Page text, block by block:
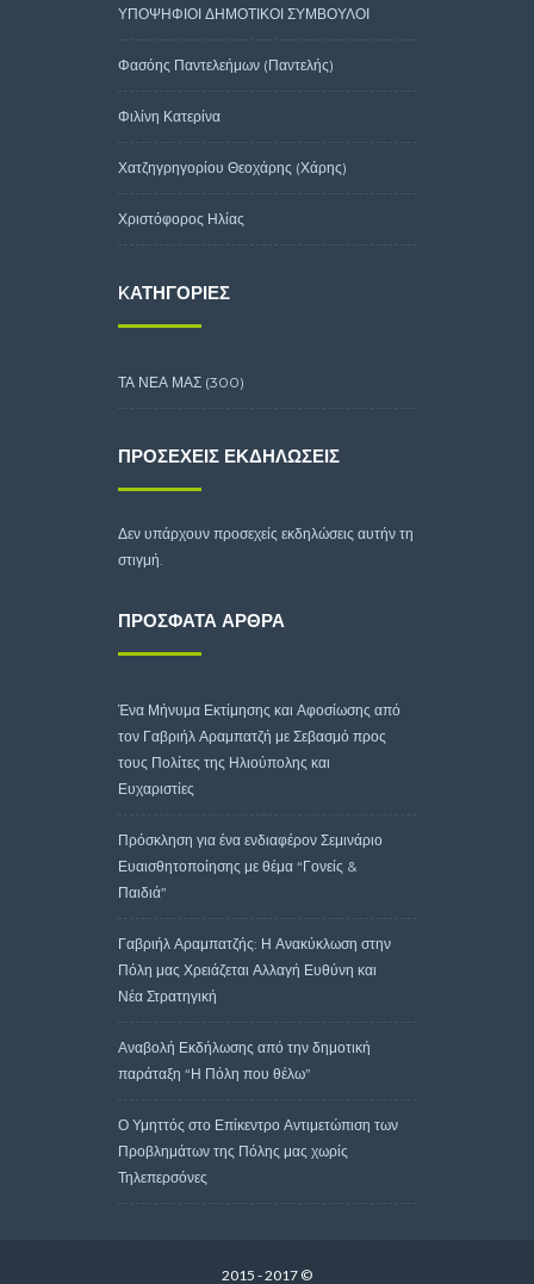
ΥΠΟΨΗΦΙΟΙ ΔΗΜΟΤΙΚΟΙ ΣΥΜΒΟΥΛΟΙ
Φασόης Παντελεήμων (Παντελής)
Φιλίνη Κατερίνα
Χατζηγρηγορίου Θεοχάρης (Χάρης)
Χριστόφορος Ηλίας
KΑΤΗΓΟΡΊΕΣ
ΤΑ ΝΕΑ ΜΑΣ (300)
ΠΡΟΣΕΧΕΊΣ ΕΚΔΗΛΏΣΕΙΣ
Δεν υπάρχουν προσεχείς εκδηλώσεις αυτήν τη
στιγμή.
ΠΡΌΣΦΑΤΑ ΆΡΘΡΑ
Ένα Μήνυμα Εκτίμησης και Αφοσίωσης από
τον Γαβριήλ Αραμπατζή με Σεβασμό προς
τους Πολίτες της Ηλιούπολης και
Ευχαριστίες
Πρόσκληση για ένα ενδιαφέρον Σεμινάριο
Ευαισθητοποίησης με θέμα “Γονείς &
Παιδιά”
Γαβριήλ Αραμπατζής: Η Ανακύκλωση στην
Πόλη μας Χρειάζεται Αλλαγή Ευθύνη και
Νέα Στρατηγική
Αναβολή Εκδήλωσης από την δημοτική
παράταξη “Η Πόλη που θέλω”
Ο Υμηττός στο Επίκεντρο Αντιμετώπιση των
Προβλημάτων της Πόλης μας χωρίς
Τηλεπερσόνες
2015 - 2017 ©